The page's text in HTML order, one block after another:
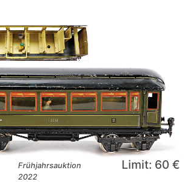
Frühjahrsauktion
2022
Limit: 60 €